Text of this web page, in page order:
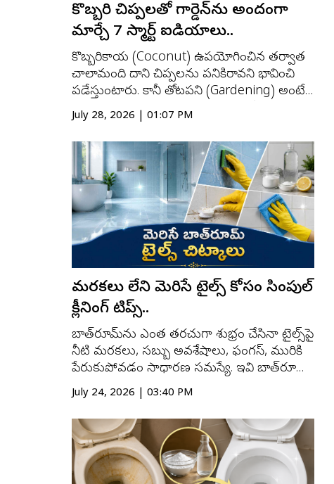
కొబ్బరి చిప్పలతో గార్డెన్‌ను అందంగా
మార్చే 7 స్మార్ట్ ఐడియాలు..
కొబ్బరికాయ (Coconut) ఉపయోగించిన తర్వాత
చాలామంది దాని చిప్పలను పనికిరావని భావించి
పడేస్తుంటారు. కానీ తోటపని (Gardening) అంటే
ఇష్టపడేవారికి ఈ కొబ్బరి చిప్పలు ఎంతో
ఉపయోగపడతాయి. చిన్న చిన్న మార్పులతో వాటిని
తిరిగి వినియోగిస్తే మొక్కల పెంపకానికి
ఉపయోగపడటమే కాకుండా పర్యావరణ
పరిరక్షణకు కూడా తోడ్పడతాయి. ...
July 28, 2026 | 01:07 PM
మరకలు లేని మెరిసే టైల్స్ కోసం సింపుల్
క్లీనింగ్ టిప్స్..
బాత్‌రూమ్‌ను ఎంత తరచుగా శుభ్రం చేసినా టైల్స్‌పై
నీటి మరకలు, సబ్బు అవశేషాలు, ఫంగస్, మురికి
పేరుకుపోవడం సాధారణ సమస్యే. ఇవి బాత్‌రూమ్
అందాన్ని తగ్గించడమే కాకుండా పరిశుభ్రతపైనా
ప్రభావం చూపుతాయి. అయితే ఖరీదైన క్లీనింగ్
ఉత్పత్తులు ఉపయోగించాల్సిన అవసరం
లేకుండానే, ఇంట్లో సులభంగా దొరికే కొన్ని
పదార్థాలతో ...
July 24, 2026 | 03:40 PM